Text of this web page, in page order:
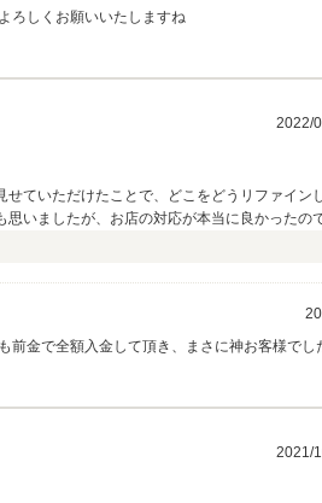
ろしくお願いいたしますね
2022/
ていただけたことで、どこをどうリファイン
いましたが、お店の対応が本当に良かったの
にいい車を買えて感謝しています。 購入後に窓
障が出ただけだと思います。雨が降る前に保
金で全額入金して頂き、まさに神お客様でし
2021/